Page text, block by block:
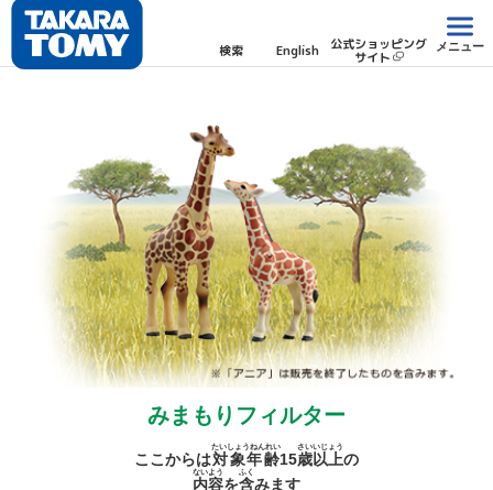
検索 English 公式ショッピング
サイト
メニュー
みまもりフィルター
ここからは対象年齢
たいしょうねんれい
15歳
さい
以上
いじょう
の
内容
ないよう
を含
ふく
みます